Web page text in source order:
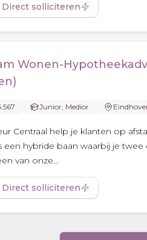
Direct solliciteren
Wonen-
Junior, Medior
Centraal help je klanten op
hybride baan waarbij je
van onze...
Direct solliciteren